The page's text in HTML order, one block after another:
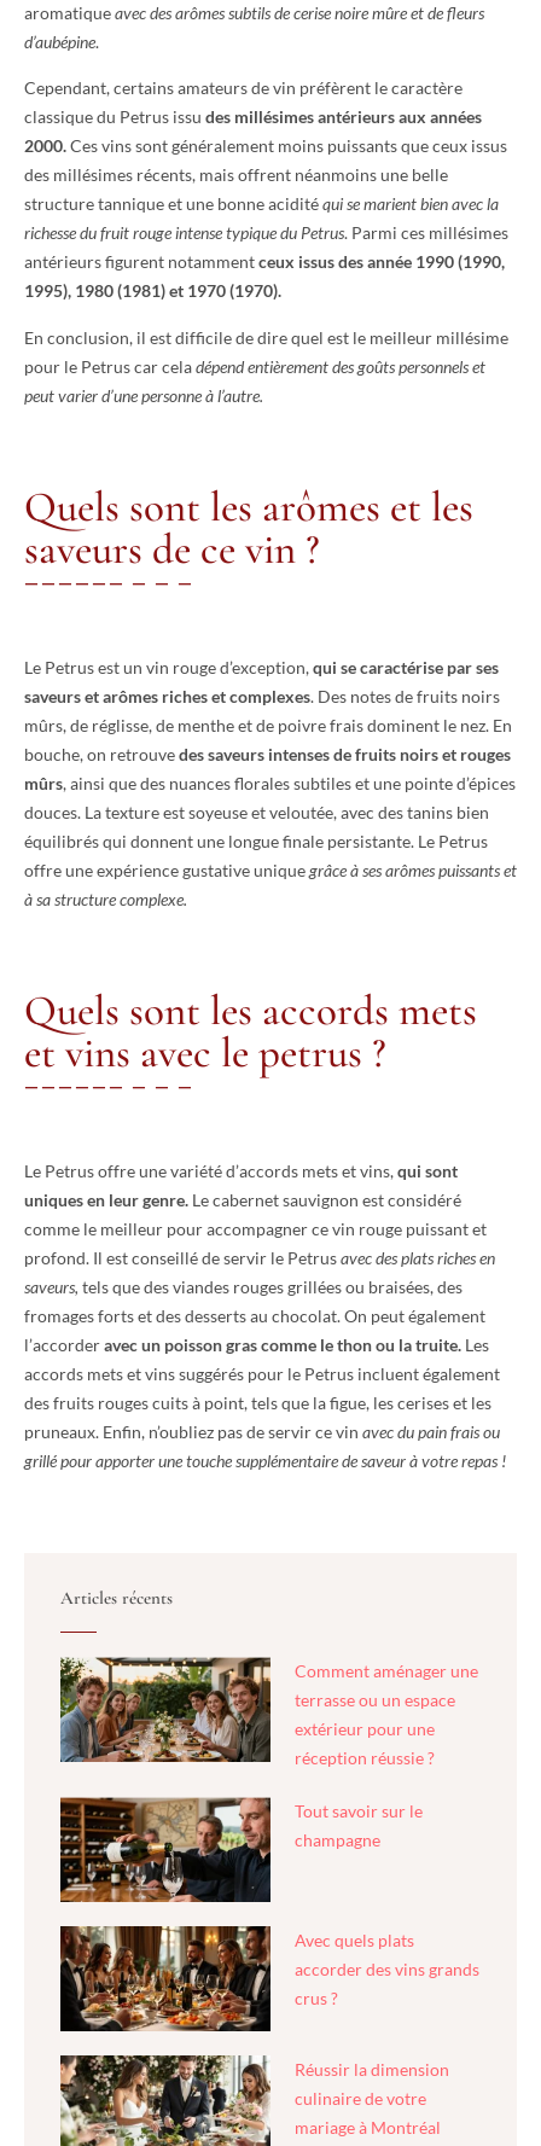
aromatiqueavec des arômes subtils de cerise noire mûre et de fleurs
d’aubépine.
Cependant, certains amateurs de vin préfèrent le caractère
classique du Petrus issu des millésimes antérieurs aux années
2000.Ces vins sont généralement moins puissants que ceux issus
des millésimes récents, mais offrent néanmoins une belle
structure tannique et une bonne aciditéqui se marient bien avec la
richesse du fruit rouge intense typique du Petrus. Parmi ces millésimes
antérieurs figurent notammentceux issus des année 1990 (1990,
1995), 1980 (1981) et 1970 (1970).
En conclusion, il est difficile de dire quel est le meilleur millésime
pour le Petrus car celadépend entièrement des goûts personnels et
peut varier d’une personne à l’autre.
Quels sont les arômes et les
saveurs de ce vin ?
Le Petrus est un vin rouge d’exception,qui se caractérise par ses
saveurs et arômes riches et complexes. Des notes de fruits noirs
mûrs, de réglisse, de menthe et de poivre frais dominent le nez. En
bouche, on retrouvedes saveurs intenses de fruits noirs et rouges
mûrs, ainsi que des nuances florales subtiles et une pointe d’épices
douces. La texture est soyeuse et veloutée, avec des tanins bien
équilibrés qui donnent une longue finale persistante. Le Petrus
offre une expérience gustative uniquegrâce à ses arômes puissants et
à sa structure complexe.
Quels sont les accords mets
et vins avec le petrus ?
Le Petrus offre une variété d’accords mets et vins,qui sont
uniques en leur genre. Le cabernet sauvignon est considéré
comme le meilleur pour accompagner ce vin rouge puissant et
profond. Il est conseillé de servir le Petrusavec des plats riches en
saveurs, tels que des viandes rouges grillées ou braisées, des
fromages forts et des desserts au chocolat. On peut également
l’accorderavec un poisson gras comme le thon ou la truite. Les
accords mets et vins suggérés pour le Petrus incluent également
des fruits rouges cuits à point, tels que la figue, les cerises et les
pruneaux. Enfin, n’oubliez pas de servir ce vin avec du pain frais ou
grillé pour apporter une touche supplémentaire de saveur à votre repas !
Articles récents
Comment aménager une
terrasse ou un espace
extérieur pour une
réception réussie ?
Tout savoir sur le
champagne
Avec quels plats
accorder des vins grands
crus ?
Réussir la dimension
culinaire de votre
mariage à Montréal